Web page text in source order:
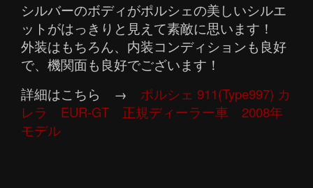
シルバーのボディがポルシェの美しいシルエ
ットがはっきりと見えて素敵に思います！
外装はもちろん、内装コンディションも良好
で、機関面も良好でございます！
詳細はこちら → ポルシェ 911(Type997) カ
レラ EUR-GT 正規ディーラー車 2008年
モデル